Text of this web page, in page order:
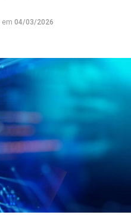
em 04/03/2026